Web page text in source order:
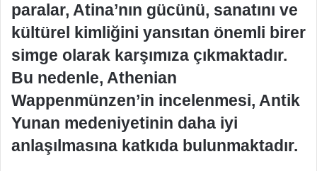
paralar, Atina’nın gücünü, sanatını ve
kültürel kimliğini yansıtan önemli birer
simge olarak karşımıza çıkmaktadır.
Bu nedenle, Athenian
Wappenmünzen’in incelenmesi, Antik
Yunan medeniyetinin daha iyi
anlaşılmasına katkıda bulunmaktadır.